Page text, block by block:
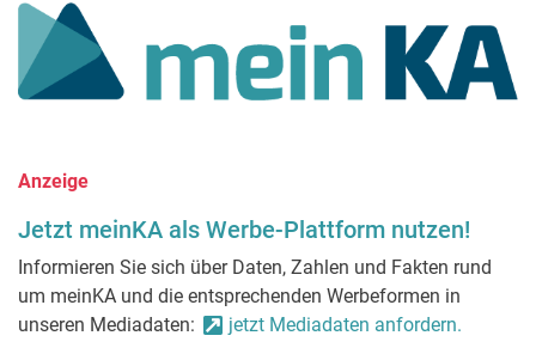
Anzeige
Jetzt meinKA als Werbe-Plattform nutzen!
Informieren Sie sich über Daten, Zahlen und Fakten rund
um meinKA und die entsprechenden Werbeformen in
unseren Mediadaten:
jetzt Mediadaten anfordern.